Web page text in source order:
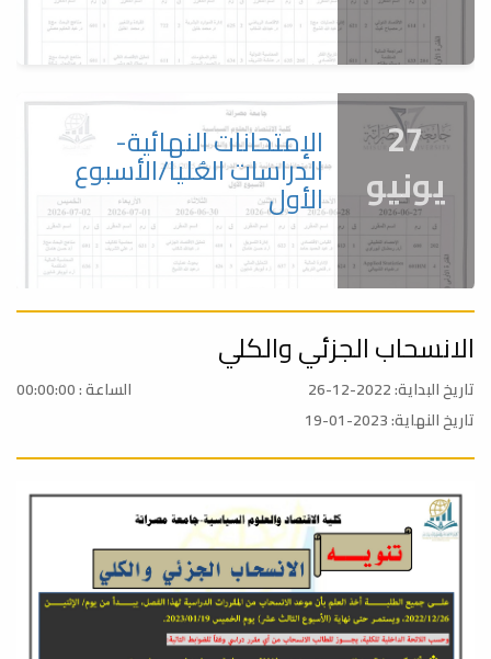
27
يونيو
الإمتحانات النهائية-
الدراسات العُليا/الأسبوع
الأول
27
يونيو
الإمتحانات النهائية-
البكالوريوس/الأسبوع
الثاني
20
يونيو
الإمتحانات النهائية-
البكالوريوس/الأسبوع الأول
الانسحاب الجزئي والكلي
تاريخ البداية: 2022-12-26
تاريخ النهاية: 2023-01-19
الساعة : 00:00:00